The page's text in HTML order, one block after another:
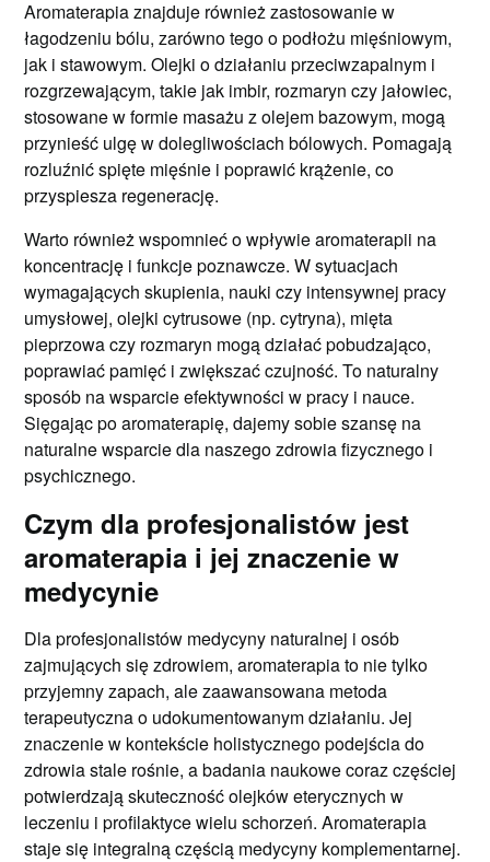
Aromaterapia znajduje również zastosowanie w
łagodzeniu bólu, zarówno tego o podłożu mięśniowym,
jak i stawowym. Olejki o działaniu przeciwzapalnym i
rozgrzewającym, takie jak imbir, rozmaryn czy jałowiec,
stosowane w formie masażu z olejem bazowym, mogą
przynieść ulgę w dolegliwościach bólowych. Pomagają
rozluźnić spięte mięśnie i poprawić krążenie, co
przyspiesza regenerację.
Warto również wspomnieć o wpływie aromaterapii na
koncentrację i funkcje poznawcze. W sytuacjach
wymagających skupienia, nauki czy intensywnej pracy
umysłowej, olejki cytrusowe (np. cytryna), mięta
pieprzowa czy rozmaryn mogą działać pobudzająco,
poprawiać pamięć i zwiększać czujność. To naturalny
sposób na wsparcie efektywności w pracy i nauce.
Sięgając po aromaterapię, dajemy sobie szansę na
naturalne wsparcie dla naszego zdrowia fizycznego i
psychicznego.
Czym dla profesjonalistów jest
aromaterapia i jej znaczenie w
medycynie
Dla profesjonalistów medycyny naturalnej i osób
zajmujących się zdrowiem, aromaterapia to nie tylko
przyjemny zapach, ale zaawansowana metoda
terapeutyczna o udokumentowanym działaniu. Jej
znaczenie w kontekście holistycznego podejścia do
zdrowia stale rośnie, a badania naukowe coraz częściej
potwierdzają skuteczność olejków eterycznych w
leczeniu i profilaktyce wielu schorzeń. Aromaterapia
staje się integralną częścią medycyny komplementarnej.